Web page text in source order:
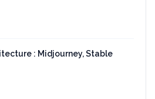
: Midjourney, Stable